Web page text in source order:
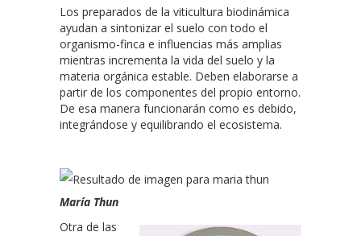
Los preparados de la viticultura biodinámica
ayudan a sintonizar el suelo con todo el
organismo-finca e influencias más amplias
mientras incrementa la vida del suelo y la
materia orgánica estable. Deben elaborarse a
partir de los componentes del propio entorno.
De esa manera funcionarán como es debido,
integrándose y equilibrando el ecosistema.
María Thun
Otra de las